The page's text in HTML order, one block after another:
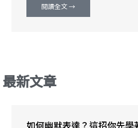
閱讀全文 →
最新文章
如何幽默表達？這招你先學